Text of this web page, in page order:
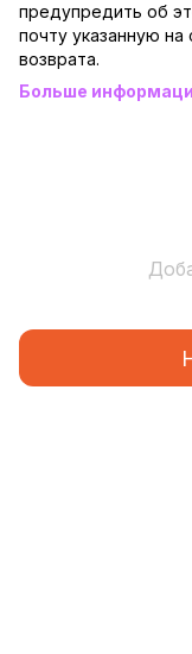
предупредить об
почту указанную
возврата.
Больше